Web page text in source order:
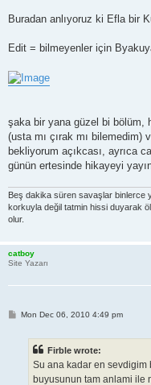
Buradan anlıyoruz ki Efla bir
Edit = bilmeyenler için
şaka bir yana güzel bi bölüm,
(usta mı çırak mı bilemedim)
bekliyorum açıkcası, ayrıca
günün ertesinde hikayeyi
Beş dakika süren savaşlar binlerce
korkuyla değil tatmin hissi duyarak
olur.
catboy
Site Yazarı
PMon Dec 06, 2010 4:49 pm
Firble wrote:
Su ana kadar en
buyusunun tam anlami ile